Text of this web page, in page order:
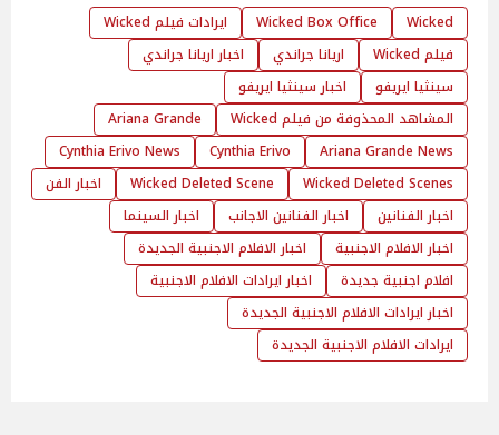
Wicked
Wicked Box Office
ايرادات فيلم Wicked
فيلم Wicked
اريانا جراندي
اخبار اريانا جراندي
سينثيا ايريفو
اخبار سينثيا ايريفو
المشاهد المحذوفة من فيلم Wicked
Ariana Grande
Ariana Grande News
Cynthia Erivo
Cynthia Erivo News
Wicked Deleted Scenes
Wicked Deleted Scene
اخبار الفن
اخبار الفنانين
اخبار الفنانين الاجانب
اخبار السينما
اخبار الافلام الاجنبية
اخبار الافلام الاجنبية الجديدة
افلام اجنبية جديدة
اخبار ايرادات الافلام الاجنبية
اخبار ايرادات الافلام الاجنبية الجديدة
ايرادات الافلام الاجنبية الجديدة